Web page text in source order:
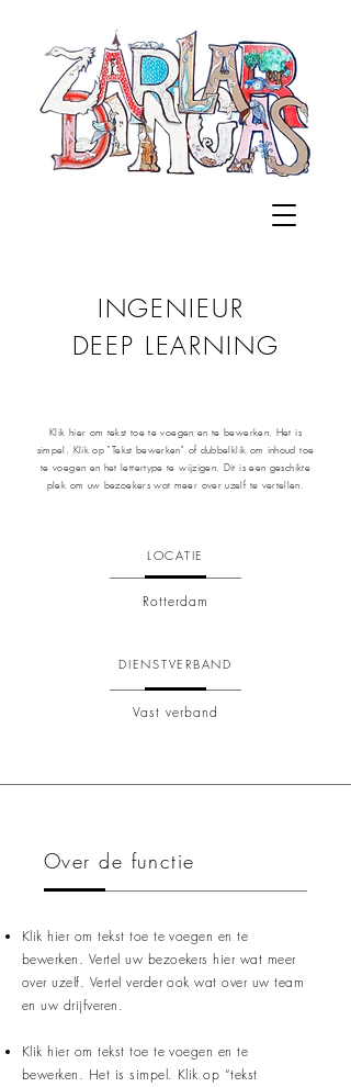
INGENIEUR
DEEP LEARNING
Klik hier om tekst toe te voegen en te bewerken. Het is
simpel. Klik op "Tekst bewerken" of dubbelklik om inhoud toe
te voegen en het lettertype te wijzigen. Dit is een geschikte
plek om uw bezoekers wat meer over uzelf te vertellen.
LOCATIE
Rotterdam
DIENSTVERBAND
Vast verband
Over de functie
Klik hier om tekst toe te voegen en te
bewerken. Vertel uw bezoekers hier wat meer
over uzelf. Vertel verder ook wat over uw team
en uw drijfveren.
Klik hier om tekst toe te voegen en te
bewerken. Het is simpel. Klik op “tekst